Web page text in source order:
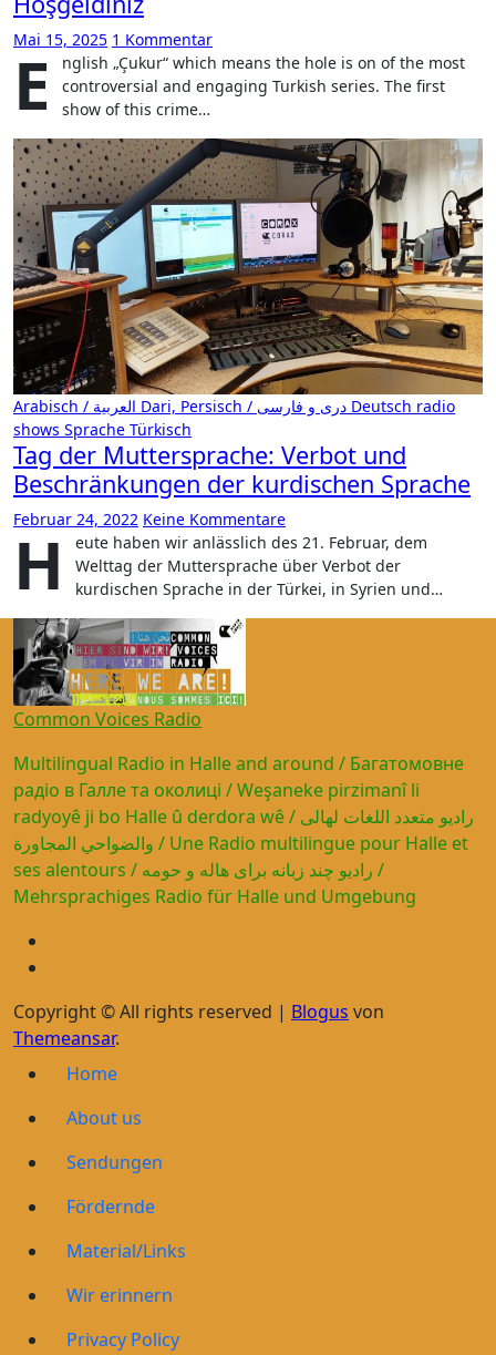
Mai 15, 2025 1 Kommentar
E
nglish „Çukur“ which means the hole is on of the most
controversial and engaging Turkish series. The first
show of this crime…
Deutsch radio
shows Sprache Türkisch
Tag der Muttersprache: Verbot und
Beschränkungen der kurdischen Sprache
Februar 24, 2022 Keine Kommentare
H
eute haben wir anlässlich des 21. Februar, dem
Welttag der Muttersprache über Verbot der
kurdischen Sprache in der Türkei, in Syrien und…
Common Voices Radio
Multilingual Radio in Halle and around / Багатомовне
радіо в Галле та околиці / Weşaneke pirzimanî li
radyoyê ji bo Halle û derdora wê / راديو متعدد اللغات لهالى
والضواحي المجاورة / Une Radio multilingue pour Halle et
ses alentours / رادیو چند زبانه برای هاله و حومه /
Mehrsprachiges Radio für Halle und Umgebung
Copyright © All rights reserved | Blogus von
Themeansar.
Home
About us
Sendungen
Fördernde
Material/Links
Wir erinnern
Privacy Policy